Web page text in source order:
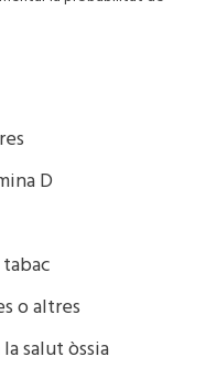
D
o altres
salut òssia